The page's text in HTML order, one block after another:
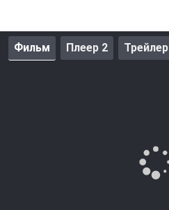
Фильм Плеер 2 Трейлер